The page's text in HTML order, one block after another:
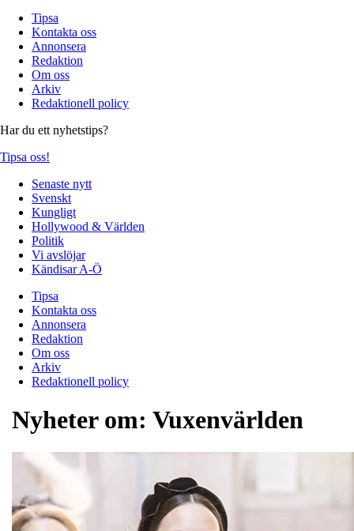
Tipsa
Kontakta oss
Annonsera
Redaktion
Om oss
Arkiv
Redaktionell policy
Har du ett nyhetstips?
Tipsa oss!
Senaste nytt
Svenskt
Kungligt
Hollywood & Världen
Politik
Vi avslöjar
Kändisar A-Ö
Tipsa
Kontakta oss
Annonsera
Redaktion
Om oss
Arkiv
Redaktionell policy
Nyheter om: Vuxenvärlden